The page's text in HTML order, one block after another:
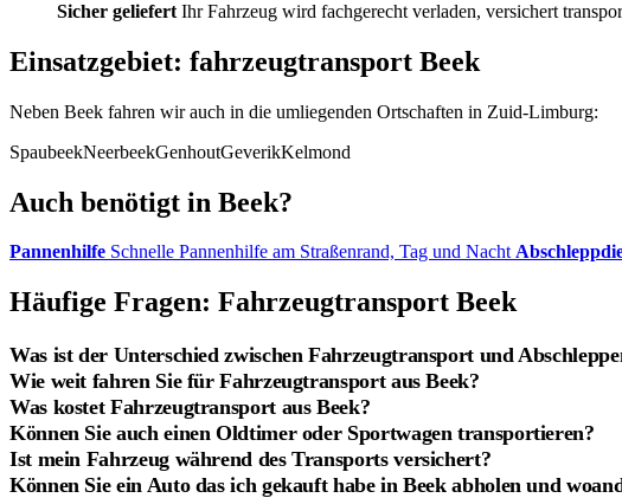
Sicher geliefert Ihr Fahrzeug wird fachgerecht verladen, versichert
Einsatzgebiet: fahrzeugtransport Beek
Neben Beek fahren wir auch in die umliegenden Ortschaften in Zuid-Limburg:
SpaubeekNeerbeekGenhoutGeverikKelmond
Auch benötigt in Beek?
Pannenhilfe Schnelle Pannenhilfe am Straßenrand, Tag und Nacht
Häufige Fragen: Fahrzeugtransport Beek
Was ist der Unterschied zwischen Fahrzeugtransport und
Wie weit fahren Sie für Fahrzeugtransport aus Beek?
Was kostet Fahrzeugtransport aus Beek?
Können Sie auch einen Oldtimer oder Sportwagen transportieren?
Ist mein Fahrzeug während des Transports versichert?
Können Sie ein Auto das ich gekauft habe in Beek abholen und